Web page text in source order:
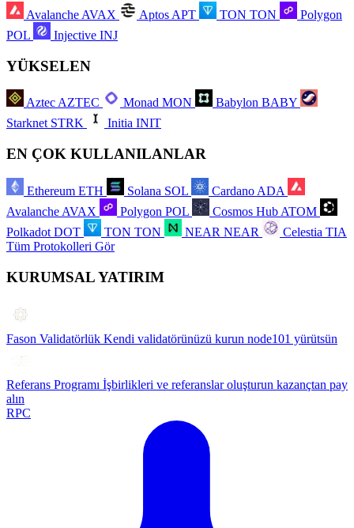
Avalanche AVAX Aptos APT TON TON
Polygon
POL
Injective INJ
YÜKSELEN
AztecAZTEC Monad MON Babylon BABY
Starknet STRK Initia INIT
EN ÇOK KULLANILANLAR
Ethereum ETH Solana SOL Cardano ADA
Avalanche AVAX Polygon POL Cosmos Hub ATOM
Polkadot DOT TON TON NEAR NEAR Celestia TIA
Tüm Protokolleri Gör
KURUMSAL YATIRIM
Fason Validatörlük Kendi validatörünüzü kurun node101 yürütsün
Referans Programı İşbirlikleri ve referanslar oluşturun kazançtan pay
alın
RPC